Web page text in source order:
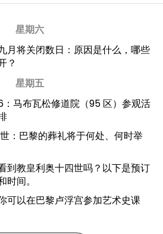
星期六
月将关闭数日：原因是什么，哪些
？
星期五
马布瓦松修道院（95 区）参观活
：巴黎的葬礼将于何处、何时举
到教皇利奥十四世吗？以下是预订
间。
可以在巴黎卢浮宫参加艺术史课